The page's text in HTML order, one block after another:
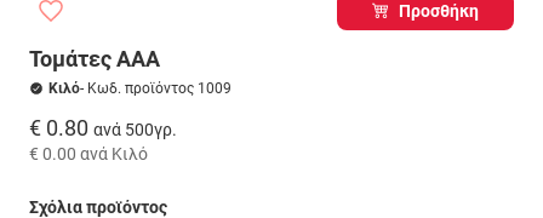
Προσθήκη
Τομάτες ΑΑΑ
Κιλό- Κωδ. προϊόντος 1009
€ 0.80 ανά 500γρ.
€ 0.00 ανά Κιλό
Σχόλια προϊόντος